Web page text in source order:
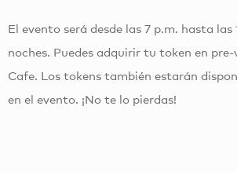
El evento será desde las 7 p.m. hasta las
noches. Puedes adquirir tu token en
Cafe. Los tokens también estarán
en el evento. ¡No te lo pierdas!